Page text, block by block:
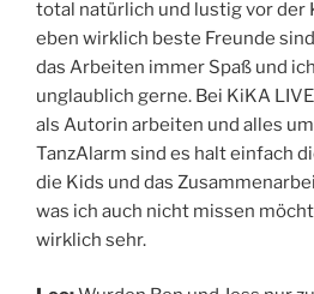
total natürlich und lustig vor der
eben wirklich beste Freunde
das Arbeiten immer Spaß und
unglaublich gerne. Bei KiKA
als Autorin arbeiten und alles
TanzAlarm sind es halt einfach
die Kids und das
was ich auch nicht missen
wirklich sehr.